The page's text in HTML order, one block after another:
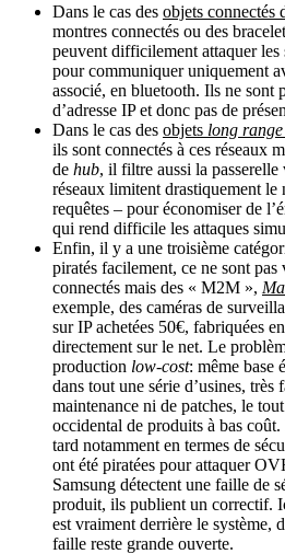
Dans le cas des objets connectés
montres connectés ou des
peuvent difficilement attaquer les
pour communiquer uniquement
associé, en bluetooth. Ils ne sont
d’adresse IP et donc pas de
Dans le cas des objets long range
ils sont connectés à ces réseaux
de hub, il filtre aussi la
réseaux limitent drastiquement le
requêtes – pour économiser de
qui rend difficile les attaques
Enfin, il y a une troisième
piratés facilement, ce ne sont pas
connectés mais des « M2M »,
exemple, des caméras de
sur IP achetées 50€, fabriquées
directement sur le net. Le
production low-cost: même base
dans tout une série d’usines, très
maintenance ni de patches, le
occidental de produits à bas
tard notamment en termes de
ont été piratées pour attaquer
Samsung détectent une faille de
produit, ils publient un correctif.
est vraiment derrière le système,
faille reste grande ouverte.